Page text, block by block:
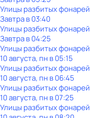
Улицы разбитых фонарей
Завтра в 03:40
Улицы разбитых фонарей
Завтра в 04:25
Улицы разбитых фонарей
10 августа, пн в 05:15
Улицы разбитых фонарей
10 августа, пн в 06:45
Улицы разбитых фонарей
10 августа, пн в 07:25
Улицы разбитых фонарей